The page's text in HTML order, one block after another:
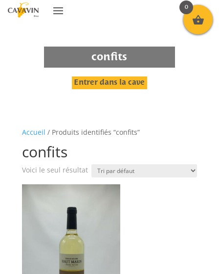
confits
Entrer dans la cave
Accueil / Produits identifiés “confits”
confits
Voici le seul résultat
0